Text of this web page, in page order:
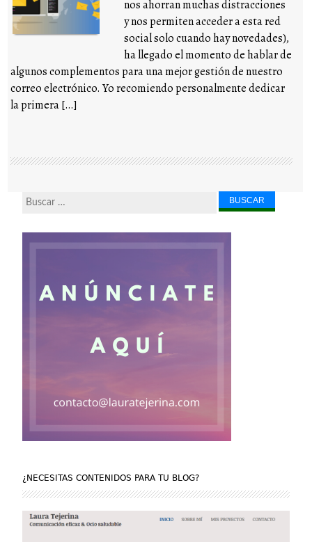
nos ahorran muchas distracciones
y nos permiten acceder a esta red
social solo cuando hay novedades),
ha llegado el momento de hablar de
algunos complementos para una mejor gestión de nuestro
correo electrónico. Yo recomiendo personalmente dedicar
la primera […]
Buscar...
¿NECESITAS CONTENIDOS PARA TU BLOG?